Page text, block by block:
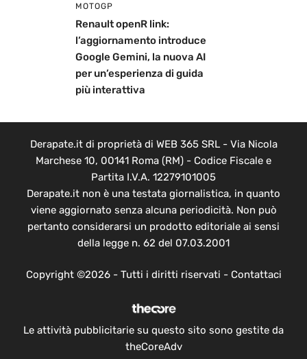
MOTOGP
Renault openR link:
l’aggiornamento introduce
Google Gemini, la nuova AI
per un’esperienza di guida
più interattiva
Derapate.it di proprietà di WEB 365 SRL - Via Nicola
Marchese 10, 00141 Roma (RM) - Codice Fiscale e
Partita I.V.A. 12279101005
Derapate.it non è una testata giornalistica, in quanto
viene aggiornato senza alcuna periodicità. Non può
pertanto considerarsi un prodotto editoriale ai sensi
della legge n. 62 del 07.03.2001
Copyright ©2026 - Tutti i diritti riservati - Contattaci
Le attività pubblicitarie su questo sito sono gestite da
theCoreAdv